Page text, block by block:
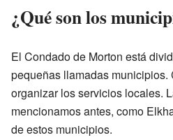
¿Qué son los
El Condado de Morton está
pequeñas llamadas
organizar los servicios locales.
mencionamos antes, como
de estos municipios.